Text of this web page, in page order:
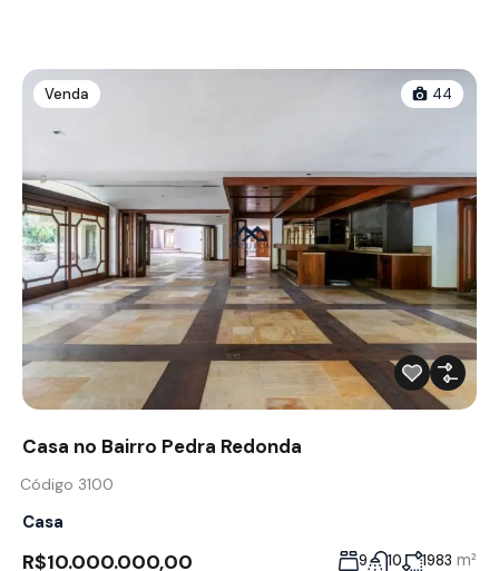
Venda 44
Casa no Bairro Pedra Redonda
Código 3100
Casa
R$10.000.000,00 9 10 1983 m²